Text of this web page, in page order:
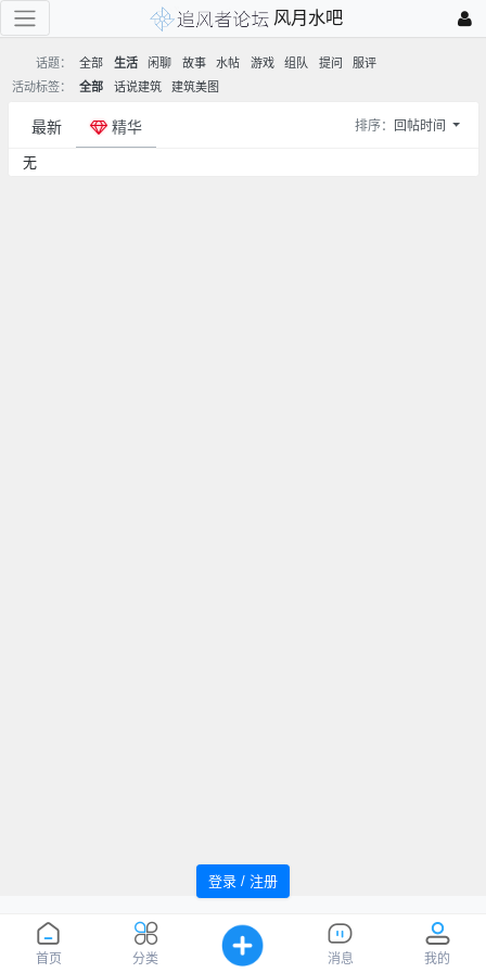
首页 分类 消息 我的
登录 / 注册
风月水吧
话题： 全部 生活 闲聊 故事 水帖 游戏 组队 提问
服评
活动标签：
全部 话说建筑 建筑美图
最新 精华 排序： 回帖时间
无
追风者论坛 Powered by WindMC
备20220059号
1040188
Processed: , SQL: